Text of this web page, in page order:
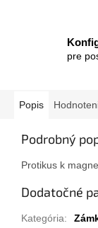
pre
Popis
Podrobný
Protikus k
Dodatočné
Kategória: